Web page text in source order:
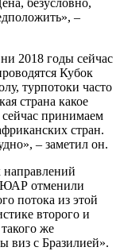
безусловно,
–
2018 годы сейчас
Кубок
турпотоки часто
страна какое
принимаем
стран.
– заметил он.
ЮАР отменили
потока из этой
второго и
же
виз с Бразилией».